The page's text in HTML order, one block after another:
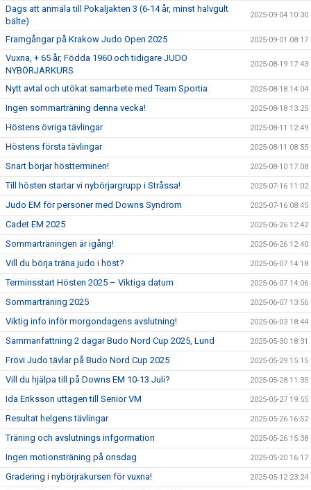
Dags att anmäla till Pokaljakten 3 (6-14 år, minst halvgult
bälte)
2025-09-04 10:30
Framgångar på Krakow Judo Open 2025 2025-09-01 08:17
Vuxna, + 65 år, Födda 1960 och tidigare JUDO
NYBÖRJARKURS
2025-08-19 17:43
Nytt avtal och utökat samarbete med Team Sportia 2025-08-18 14:04
Ingen sommarträning denna vecka! 2025-08-18 13:25
Höstens övriga tävlingar 2025-08-11 12:49
Höstens första tävlingar 2025-08-11 08:55
Snart börjar höstterminen! 2025-08-10 17:08
Till hösten startar vi nybörjargrupp i Stråssa! 2025-07-16 11:02
Judo EM för personer med Downs Syndrom 2025-07-16 08:45
Cadet EM 2025 2025-06-26 12:42
Sommarträningen är igång! 2025-06-26 12:40
Vill du börja träna judo i höst? 2025-06-07 14:18
Terminsstart Hösten 2025 – Viktiga datum 2025-06-07 14:06
Sommarträning 2025 2025-06-07 13:56
Viktig info inför morgondagens avslutning! 2025-06-03 18:44
Sammanfattning 2 dagar Budo Nord Cup 2025, Lund 2025-05-30 18:31
Frövi Judo tävlar på Budo Nord Cup 2025 2025-05-29 15:15
Vill du hjälpa till på Downs EM 10-13 Juli? 2025-05-28 11:35
Ida Eriksson uttagen till Senior VM 2025-05-27 19:55
Resultat helgens tävlingar 2025-05-26 16:52
Träning och avslutnings infgormation 2025-05-26 15:38
Ingen motionsträning på onsdag 2025-05-20 16:17
Gradering i nybörjrakursen för vuxna! 2025-05-12 23:24